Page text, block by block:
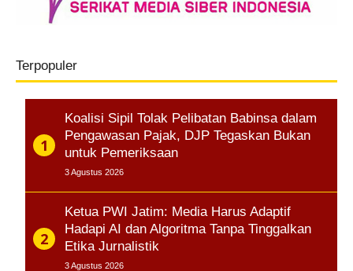
Terpopuler
Koalisi Sipil Tolak Pelibatan Babinsa dalam
Pengawasan Pajak, DJP Tegaskan Bukan
untuk Pemeriksaan
3 Agustus 2026
Ketua PWI Jatim: Media Harus Adaptif
Hadapi AI dan Algoritma Tanpa Tinggalkan
Etika Jurnalistik
3 Agustus 2026